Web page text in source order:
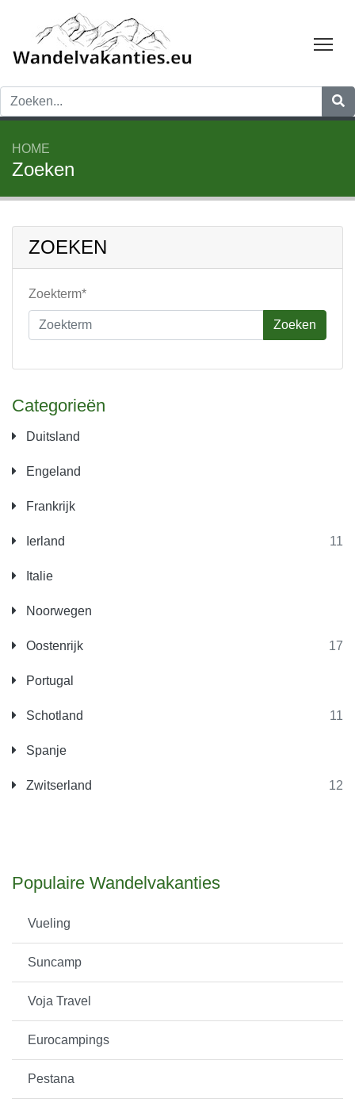
HOME
Zoeken
Categorieën
Duitsland
Engeland
Frankrijk
Ierland 11
Italie
Noorwegen
Oostenrijk 17
Portugal
Schotland 11
Spanje
Zwitserland 12
Populaire Wandelvakanties
Vueling
Suncamp
Voja Travel
Eurocampings
Pestana
ZOEKEN
Zoekterm*
Zoeken